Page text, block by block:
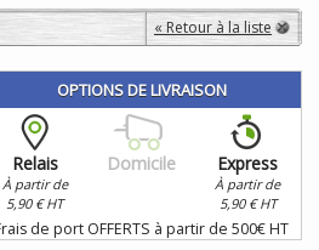
« Retour à la liste
OPTIONS DE LIVRAISON
Relais
À partir de
5,90 € HT
Domicile Express
À partir de
5,90 € HT
de port OFFERTS à partir de 500€ HT